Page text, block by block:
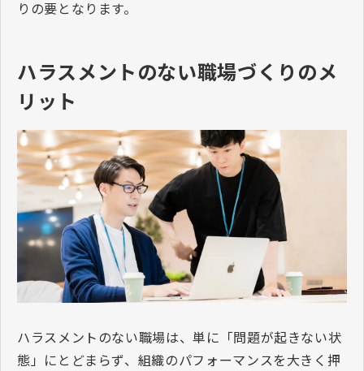
りの要となります。
ハラスメントのない職場づくりのメ
リット
ハラスメントのない職場は、単に「問題が起きない状
態」にとどまらず、組織のパフォーマンスを大きく押